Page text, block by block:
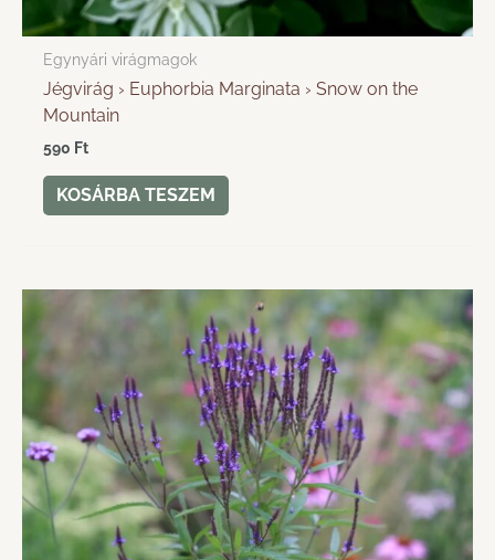
Egynyári virágmagok
Jégvirág › Euphorbia Marginata › Snow on the
Mountain
590 Ft
KOSÁRBA TESZEM